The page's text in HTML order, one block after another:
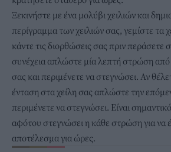
Ξεκινήστε με ένα μολύβι χειλιών και
περίγραμμα των χειλιών σας, γεμίστε τα
κάντε τις διορθώσεις σας πριν περάσετε
συνέχεια απλώστε μία λεπτή στρώση από
σας και περιμένετε να στεγνώσει. Αν
ένταση στα χείλη σας απλώστε την
περιμένετε να στεγνώσει. Είναι
αφότου στεγνώσει η κάθε στρώση για να
αποτέλεσμα για ώρες.